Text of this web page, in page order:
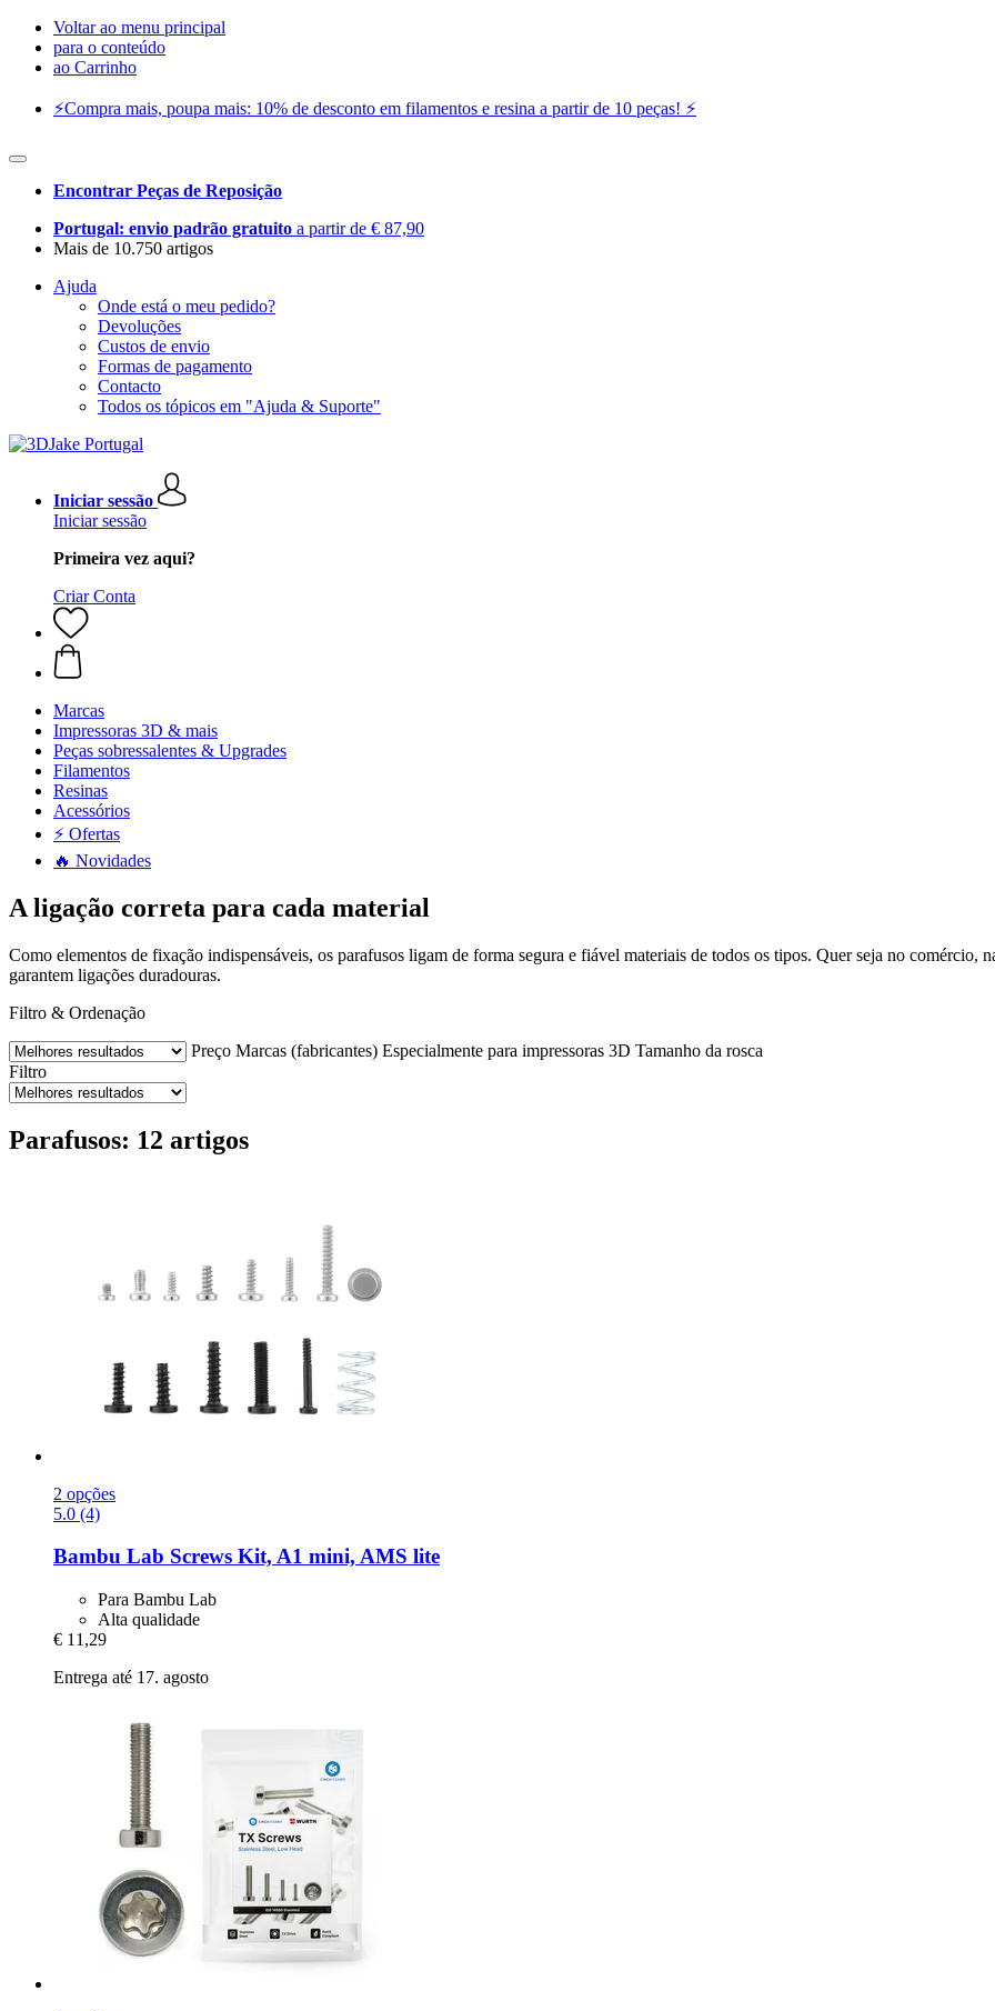
Voltar ao menu principal
para o conteúdo
ao Carrinho
⚡️Compra mais, poupa mais: 10% de desconto em filamentos e resina a partir de 10 peças! ⚡️
Encontrar Peças de Reposição
Portugal: envio padrão gratuito a partir de € 87,90
Mais de 10.750 artigos
Ajuda
Onde está o meu pedido?
Devoluções
Custos de envio
Formas de pagamento
Contacto
Todos os tópicos em "Ajuda & Suporte"
Iniciar sessão
Iniciar sessão
Primeira vez aqui?
Criar Conta
Marcas
Impressoras 3D & mais
Peças sobressalentes & Upgrades
Filamentos
Resinas
Acessórios
⚡ Ofertas
🔥 Novidades
A ligação correta para cada material
Como elementos de fixação indispensáveis, os parafusos ligam de forma segura e fiável materiais de todos os tipos. Quer seja no comércio,
garantem ligações duradouras.
Filtro & Ordenação
Preço Marcas (fabricantes) Especialmente para impressoras 3D Tamanho da rosca
Filtro
Parafusos: 12 artigos
2 opções
5.0 (4)
Bambu Lab Screws Kit, A1 mini, AMS lite
Para Bambu Lab
Alta qualidade
€ 11,29
Entrega até 17. agosto